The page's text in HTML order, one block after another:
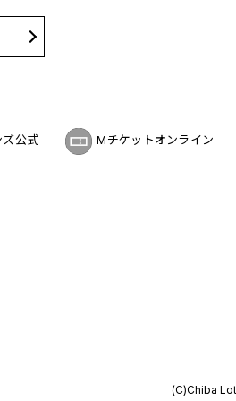
ズ公式 Mチケットオンライン
(C)Chiba